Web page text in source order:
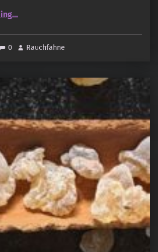
“Upcycling & DIY – Röhren für Räucherstäbchen aus Brausetablettenverpackungen”
…
0 Rauchfahne